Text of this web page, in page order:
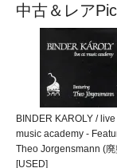
中古＆レア
BINDER KAROLY / live
music academy -
Theo Jorgensmann (
[USED]